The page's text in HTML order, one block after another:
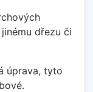
dřezu či
úprava, tyto